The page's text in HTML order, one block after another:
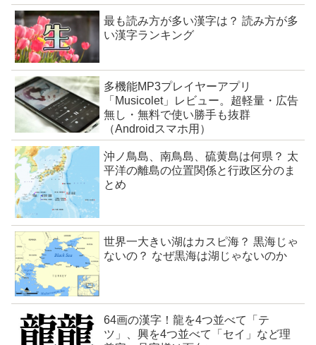
最も読み方が多い漢字は？ 読み方が多
い漢字ランキング
多機能MP3プレイヤーアプリ
「Musicolet」レビュー。超軽量・広告
無し・無料で使い勝手も抜群
（Androidスマホ用）
沖ノ鳥島、南鳥島、硫黄島は何県？ 太
平洋の離島の位置関係と行政区分のま
とめ
世界一大きい湖はカスピ海？ 黒海じゃ
ないの？ なぜ黒海は湖じゃないのか
64画の漢字！龍を4つ並べて「テ
ツ」、興を4つ並べて「セイ」など理